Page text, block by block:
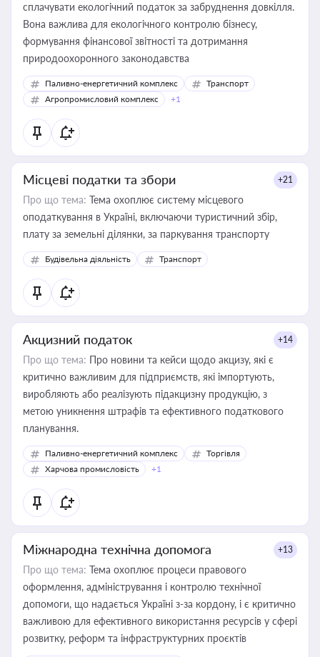
сплачувати екологічний податок за забруднення довкілля.
Вона важлива для екологічного контролю бізнесу,
формування фінансової звітності та дотримання
природоохоронного законодавства
Паливно-енергетичний комплекс
Транспорт
Агропромисловий комплекс
+1
Місцеві податки та збори +21
Про що тема: Тема охоплює систему місцевого
оподаткування в Україні, включаючи туристичний збір,
плату за земельні ділянки, за паркування транспорту
Будівельна діяльність Транспорт
Акцизний податок +14
Про що тема: Про новини та кейси щодо акцизу, які є
критично важливим для підприємств, які імпортують,
виробляють або реалізують підакцизну продукцію, з
метою уникнення штрафів та ефективного податкового
планування.
Паливно-енергетичний комплекс
Торгівля
Харчова промисловість
+1
Міжнародна технічна допомога +13
Про що тема: Тема охоплює процеси правового
оформлення, адміністрування і контролю технічної
допомоги, що надається Україні з-за кордону, і є критично
важливою для ефективного використання ресурсів у сфері
розвитку, реформ та інфраструктурних проєктів